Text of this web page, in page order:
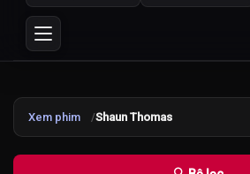
Xem phim Shaun Thomas